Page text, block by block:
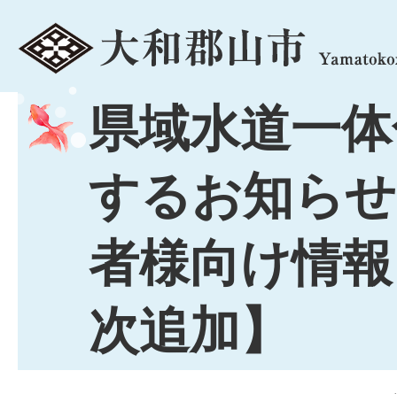
menu
県域水道一
するお知ら
者様向け情
次追加】